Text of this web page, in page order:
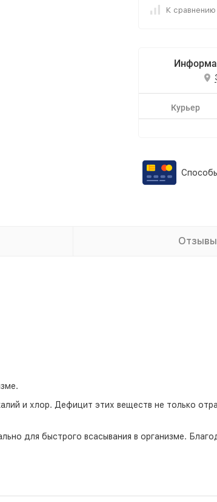
К сравнению
Курьер
Отзывы
и хлор. Дефицит этих веществ не только
для быстрого всасывания в организме.